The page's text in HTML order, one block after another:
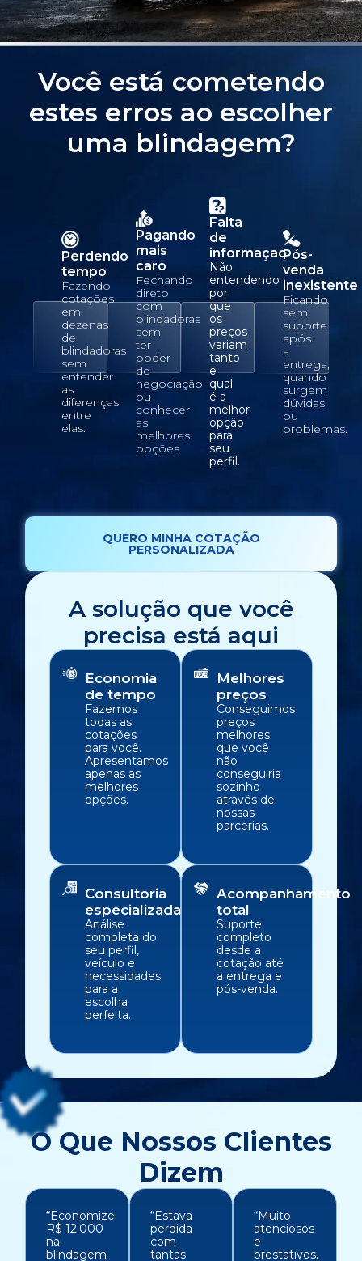
Você está cometendo
estes erros ao escolher
uma blindagem?
Perdendo
tempo
Fazendo
cotações
em
dezenas
de
blindadoras
sem
entender
as
diferenças
entre
elas.
Pagando
mais
caro
Fechando
direto
com
blindadoras
sem
ter
poder
de
negociação
ou
conhecer
as
melhores
opções.
Falta
de
informação
Não
entendendo
por
que
os
preços
variam
tanto
e
qual
é a
melhor
opção
para
seu
perfil.
Pós-
venda
inexistente
Ficando
sem
suporte
após
a
entrega,
quando
surgem
dúvidas
ou
problemas.
QUERO MINHA COTAÇÃO
PERSONALIZADA
A solução que você
precisa está aqui
Economia
de tempo
Fazemos
todas as
cotações
para você.
Apresentamos
apenas as
melhores
opções.
Melhores
preços
Conseguimos
preços
melhores
que você
não
conseguiria
sozinho
através de
nossas
parcerias.
Consultoria
especializada
Análise
completa do
seu perfil,
veículo e
necessidades
para a
escolha
perfeita.
Acompanhamento
total
Suporte
completo
desde a
cotação até
a entrega e
pós-venda.
O Que Nossos Clientes
Dizem
“Economizei
R$ 12.000
na
blindagem
“Estava
perdida
com
tantas
“Muito
atenciosos
e
prestativos.